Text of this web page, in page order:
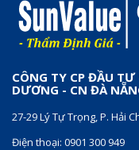
CÔNG TY CP ĐẦU
DƯƠNG - CN ĐÀ
27-29 Lý Tự Trọng, P. Hải
Điện thoại: 0901 300 949